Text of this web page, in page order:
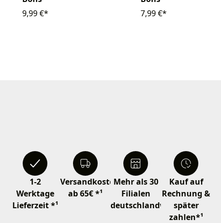
9,99 €*
7,99 €*
1-2
Werktage
Lieferzeit *¹
Versandkostenfrei
ab 65€ *¹
Mehr als 30
Filialen
deutschlandweit
Kauf auf
Rechnung &
später
zahlen*¹